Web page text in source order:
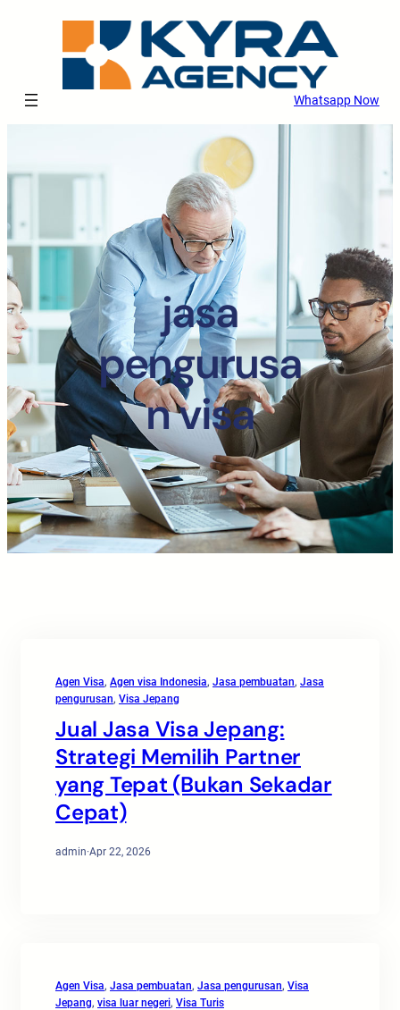
Whatsapp Now
jasa
pengurusa
n visa
Agen Visa, Agen visa Indonesia, Jasa pembuatan, Jasa
pengurusan, Visa Jepang
Jual Jasa Visa Jepang:
Strategi Memilih Partner
yang Tepat (Bukan Sekadar
Cepat)
admin·Apr 22, 2026
Agen Visa, Jasa pembuatan, Jasa pengurusan, Visa
Jepang, visa luar negeri, Visa Turis